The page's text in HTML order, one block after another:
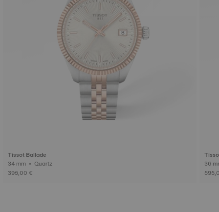
Tissot Ballade
34 mm • Quartz
395,00 €